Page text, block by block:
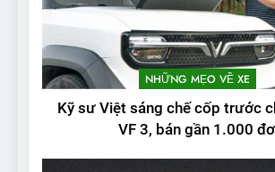
NHỮNG MẸO VỀ XE
Kỹ sư Việt sáng chế cốp trước
VF 3, bán gần 1.000